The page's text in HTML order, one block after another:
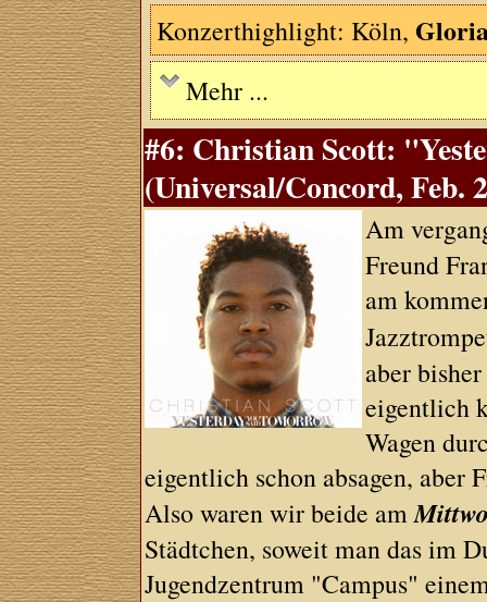
Konzerthighlight: Köln,
Mehr ...
#6: Christian Scott:
(Universal/Concord, Feb.
Am
Freund
am
aber
eigentlich
Wagen
eigentlich schon absagen, aber
Also waren wir beide am
Städtchen, soweit man das im
Jugendzentrum "Campus"